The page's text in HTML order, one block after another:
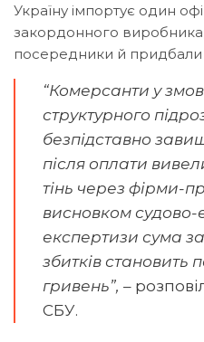
Україну імпортує один
закордонного
посередники й придбали
“Комерсанти у
структурного
безпідставно
після оплати
тінь через фірми-
висновком судово-
експертизи сума
збитків становить
гривень”, –
СБУ.